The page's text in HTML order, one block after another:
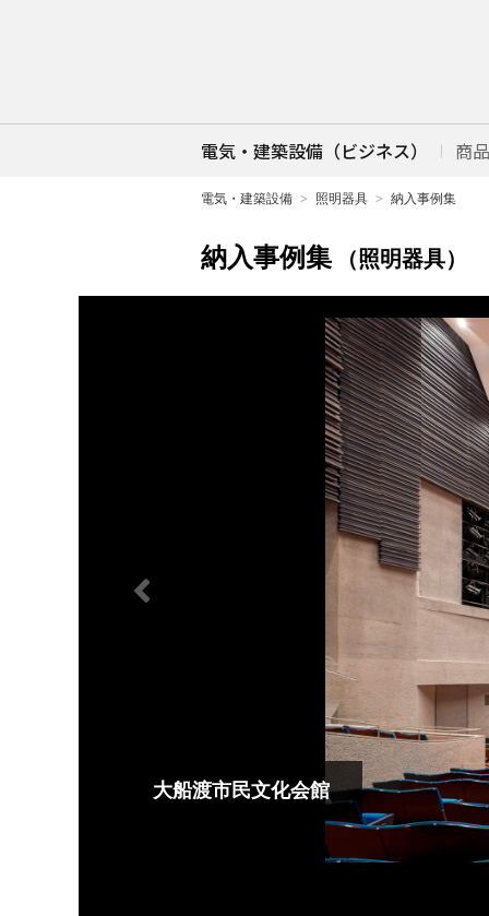
電気・建築設備（ビジネス） 商
電気・建築設備 照明器具 納入事例集
納入事例集 （照明器具）
大船渡市民文化会館